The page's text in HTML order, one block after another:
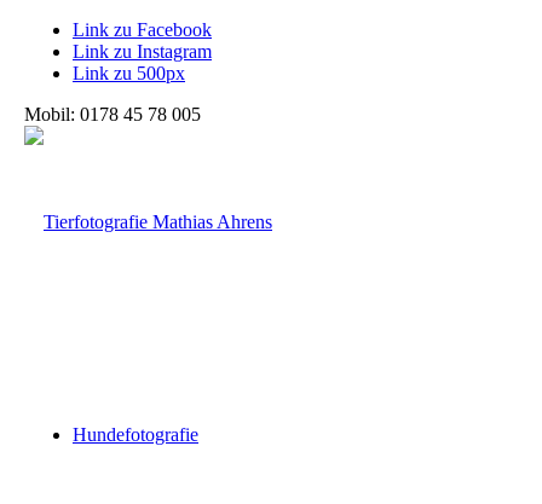
Link zu Facebook
Link zu Instagram
Link zu 500px
Mobil: 0178 45 78 005
Hundefotografie